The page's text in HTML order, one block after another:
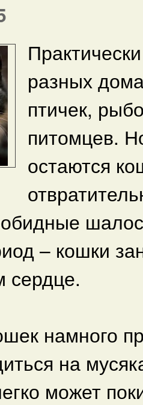
разных
птичек,
питомцев.
остаются
– кошки
сердце.
намного
на
может